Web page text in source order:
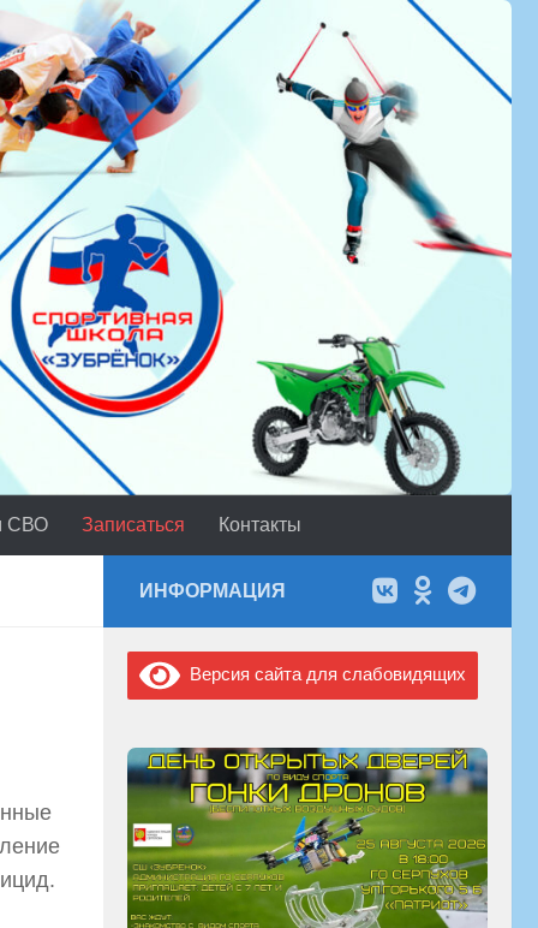
СВО Записаться Контакты
ИНФОРМАЦИЯ
Версия сайта для слабовидящих